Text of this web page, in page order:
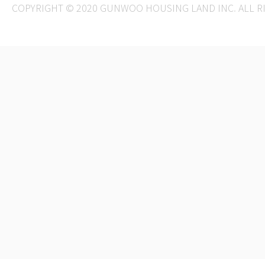
COPYRIGHT © 2020 GUNWOO HOUSING LAND INC. ALL